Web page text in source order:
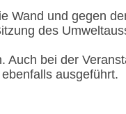
Wand und gegen
des
Auch bei der
ausgeführt.